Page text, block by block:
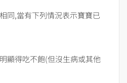
同,當有下列情況表示寶寶已
顯得吃不飽(但沒生病或其他